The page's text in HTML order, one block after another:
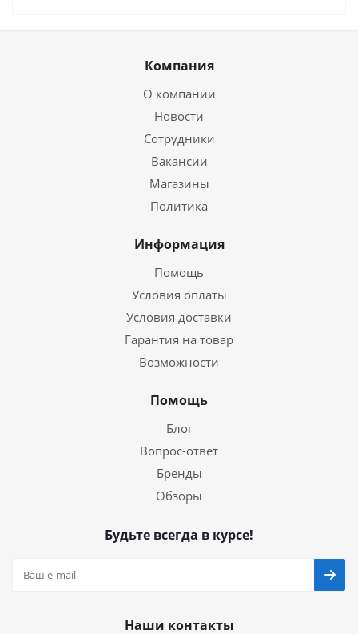
Компания
О компании
Новости
Сотрудники
Вакансии
Магазины
Политика
Информация
Помощь
Условия оплаты
Условия доставки
Гарантия на товар
Возможности
Помощь
Блог
Вопрос-ответ
Бренды
Обзоры
Будьте всегда в курсе!
Наши контакты